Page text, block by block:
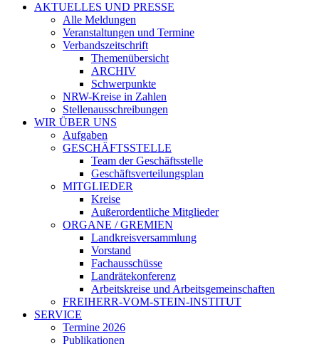
AKTUELLES UND PRESSE
Alle Meldungen
Veranstaltungen und Termine
Verbandszeitschrift
Themenübersicht
ARCHIV
Schwerpunkte
NRW-Kreise in Zahlen
Stellenausschreibungen
WIR ÜBER UNS
Aufgaben
GESCHÄFTSSTELLE
Team der Geschäftsstelle
Geschäftsverteilungsplan
MITGLIEDER
Kreise
Außerordentliche Mitglieder
ORGANE / GREMIEN
Landkreisversammlung
Vorstand
Fachausschüsse
Landrätekonferenz
Arbeitskreise und Arbeitsgemeinschaften
FREIHERR-VOM-STEIN-INSTITUT
SERVICE
Termine 2026
Publikationen